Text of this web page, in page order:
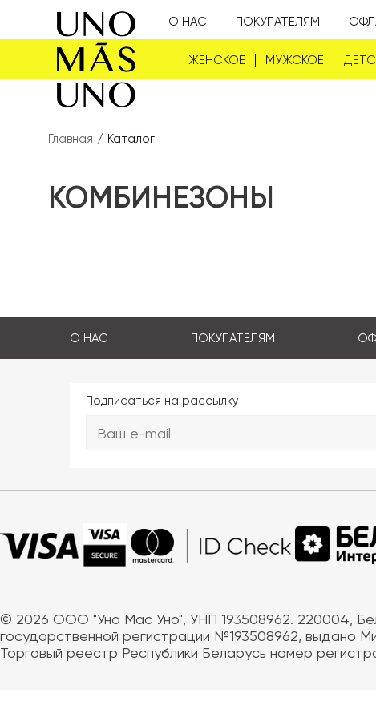
О НАС ПОКУПАТЕЛЯМ
ЖЕНСКОЕ МУЖСКОЕ
Главная / Каталог
КОМБИНЕЗОНЫ
О НАС ПОКУПАТЕЛЯМ
Подписаться на рассылку
© 2026 ООО "Уно Мас Уно", УНП 193508962. 220004,
государственной регистрации №193508962, выдано
Торговый реестр Республики Беларусь номер